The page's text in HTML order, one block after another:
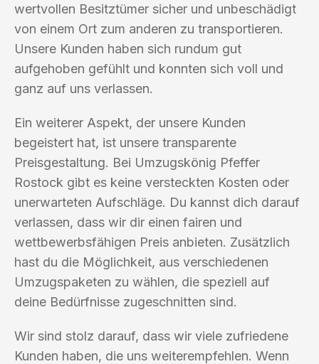
wertvollen Besitztümer sicher und unbeschädigt
von einem Ort zum anderen zu transportieren.
Unsere Kunden haben sich rundum gut
aufgehoben gefühlt und konnten sich voll und
ganz auf uns verlassen.
Ein weiterer Aspekt, der unsere Kunden
begeistert hat, ist unsere transparente
Preisgestaltung. Bei Umzugskönig Pfeffer
Rostock gibt es keine versteckten Kosten oder
unerwarteten Aufschläge. Du kannst dich darauf
verlassen, dass wir dir einen fairen und
wettbewerbsfähigen Preis anbieten. Zusätzlich
hast du die Möglichkeit, aus verschiedenen
Umzugspaketen zu wählen, die speziell auf
deine Bedürfnisse zugeschnitten sind.
Wir sind stolz darauf, dass wir viele zufriedene
Kunden haben, die uns weiterempfehlen. Wenn